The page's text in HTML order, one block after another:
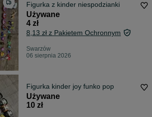
Figurka z kinder niespodzianki
Używane
4 zł
8,13 zł z Pakietem Ochronnym
Swarzów
06 sierpnia 2026
Figurka kinder joy funko pop
Używane
10 zł